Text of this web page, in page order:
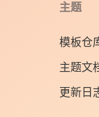
主题
模板仓
主题文
更新日